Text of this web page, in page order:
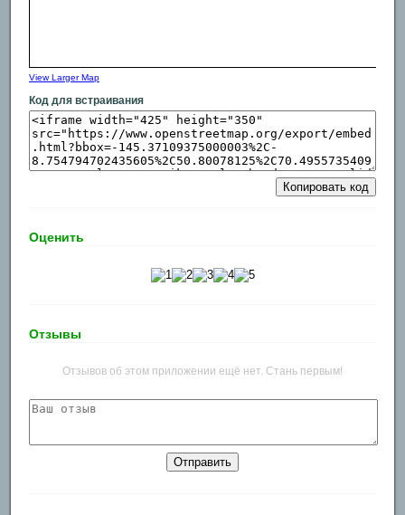
View Larger Map
Код для встраивания
Копировать код
Оценить
Отзывы
Отзывов об этом приложении ещё нет. Стань первым!